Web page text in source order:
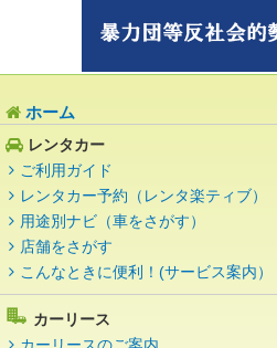
ホーム
レンタカー
ご利用ガイド
レンタカー予約（レンタ楽ティブ）
用途別ナビ（車をさがす）
店舗をさがす
こんなときに便利！(サービス案内）
カーリース
カーリースのご案内